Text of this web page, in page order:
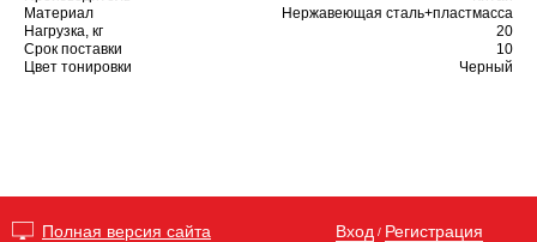
Материал
Нержавеющая сталь+пластмасса
Нагрузка, кг
20
Срок поставки
10
Цвет тонировки
Черный
Полная версия сайта Вход / Регистрация